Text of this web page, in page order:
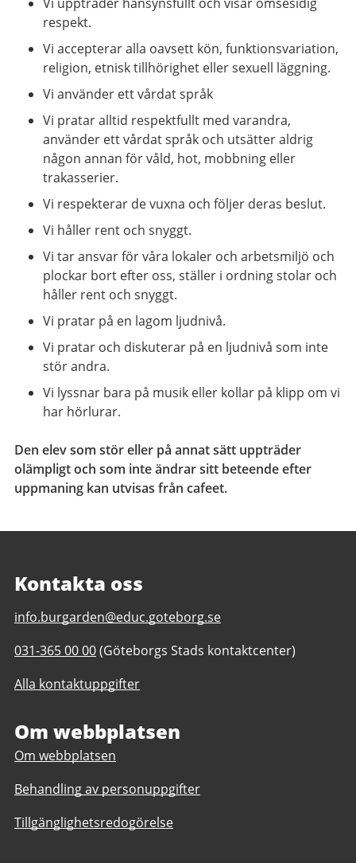
respekt.
Vi accepterar alla oavsett kön, funktionsvariation,
religion, etnisk tillhörighet eller sexuell läggning.
Vi använder ett vårdat språk
Vi pratar alltid respektfullt med varandra,
använder ett vårdat språk och utsätter aldrig
någon annan för våld, hot, mobbning eller
trakasserier.
Vi respekterar de vuxna och följer deras beslut.
Vi håller rent och snyggt.
Vi tar ansvar för våra lokaler och arbetsmiljö och
plockar bort efter oss, ställer i ordning stolar och
håller rent och snyggt.
Vi pratar på en lagom ljudnivå.
Vi pratar och diskuterar på en ljudnivå som inte
stör andra.
Vi lyssnar bara på musik eller kollar på klipp om vi
har hörlurar.
Den elev som stör eller på annat sätt uppträder
olämpligt och som inte ändrar sitt beteende efter
uppmaning kan utvisas från cafeet.
Kontakta oss
E-
till
Burgårdens
gymnasium
info.burgarden@educ.goteborg.se
Telefonnummer
Burgårdens
031-365 00 00(Göteborgs Stads kontaktcenter)
Alla kontaktuppgifter
Om webbplatsen
Om webbplatsen
Behandling av personuppgifter
Tillgänglighetsredogörelse